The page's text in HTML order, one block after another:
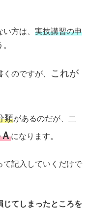
方は、 実技講習の申
のですが、
これが
類があるのだが、二
になります。
て記入していくだけで
てしまったところを